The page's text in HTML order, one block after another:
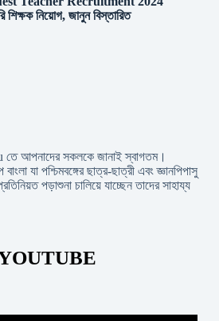
নিয়োগ, জানুন বিস্তারিত
আপনাদের সকলকে জানাই স্বাগতম।
যা পশ্চিমবঙ্গের ছাত্র-ছাত্রী এবং জ্ঞানপিপাসু
পড়াশুনা চালিয়ে যাচ্ছেন তাদের সাহায্য